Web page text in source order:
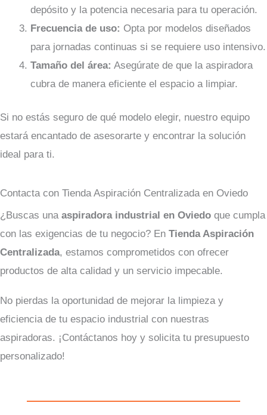
depósito y la potencia necesaria para tu operación.
Frecuencia de uso: Opta por modelos diseñados
para jornadas continuas si se requiere uso intensivo.
Tamaño del área: Asegúrate de que la aspiradora
cubra de manera eficiente el espacio a limpiar.
Si no estás seguro de qué modelo elegir, nuestro equipo
estará encantado de asesorarte y encontrar la solución
ideal para ti.
Contacta con Tienda Aspiración Centralizada en Oviedo
¿Buscas una aspiradora industrial en Oviedo que cumpla
con las exigencias de tu negocio? En Tienda Aspiración
Centralizada, estamos comprometidos con ofrecer
productos de alta calidad y un servicio impecable.
No pierdas la oportunidad de mejorar la limpieza y
eficiencia de tu espacio industrial con nuestras
aspiradoras. ¡Contáctanos hoy y solicita tu presupuesto
personalizado!